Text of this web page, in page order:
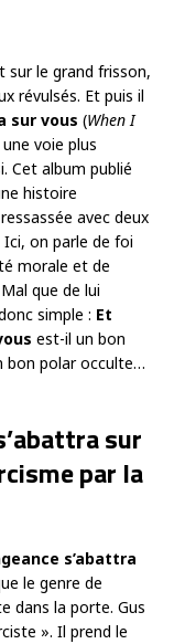
sur le grand frisson,
révulsés. Et puis il
sur vous (When I
voie plus
Cet album publié
histoire
avec deux
on parle de foi
morale et de
que de lui
simple : Et
est-il un bon
bon polar occulte…
sur
par la
s’abattra
le genre de
dans la porte. Gus
». Il prend le